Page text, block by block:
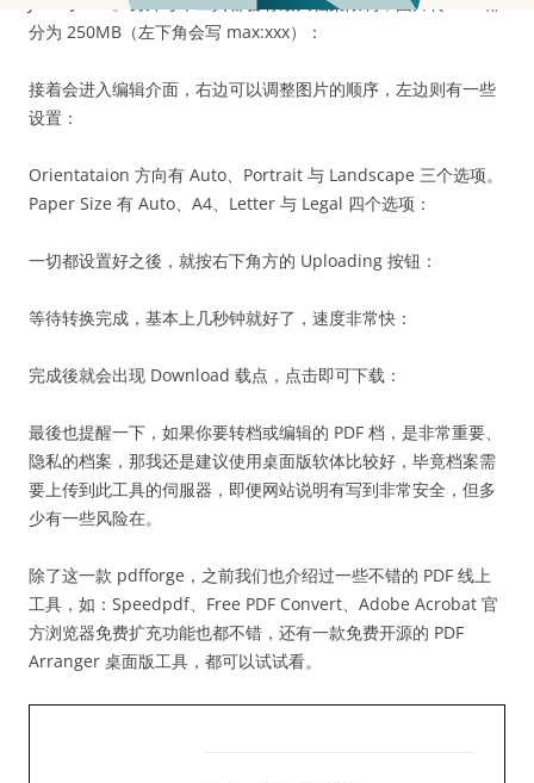
分为 250MB（左下角会写 max:xxx）：
接着会进入编辑介面，右边可以调整图片的顺序，左边则有一些
设置：
Orientataion 方向有 Auto、Portrait 与 Landscape 三个选项。
Paper Size 有 Auto、A4、Letter 与 Legal 四个选项：
一切都设置好之後，就按右下角方的 Uploading 按钮：
等待转换完成，基本上几秒钟就好了，速度非常快：
完成後就会出现 Download 载点，点击即可下载：
最後也提醒一下，如果你要转档或编辑的 PDF 档，是非常重要、
隐私的档案，那我还是建议使用桌面版软体比较好，毕竟档案需
要上传到此工具的伺服器，即便网站说明有写到非常安全，但多
少有一些风险在。
除了这一款 pdfforge，之前我们也介绍过一些不错的 PDF 线上
工具，如：Speedpdf、Free PDF Convert、Adobe Acrobat 官
方浏览器免费扩充功能也都不错，还有一款免费开源的 PDF
Arranger 桌面版工具，都可以试试看。